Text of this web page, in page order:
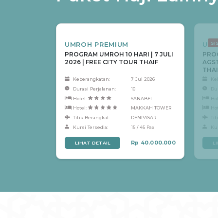
UMROH PREMIUM
PROGRAM UMROH 10 HARI | 7 JULI
2026 | FREE CITY TOUR THAIF
Keberangkatan:
7 Jul 2026
Durasi Perjalanan:
10
Hotel:
SANABEL
Hotel:
MAKKAH TOWER
Titik Berangkat:
DENPASAR
Kursi Tersedia:
15 / 45 Pax
LIHAT DETAIL Rp 40.000.000